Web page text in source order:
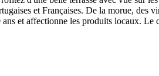
et Françaises. De la morue,
et affectionne les produits locaux.